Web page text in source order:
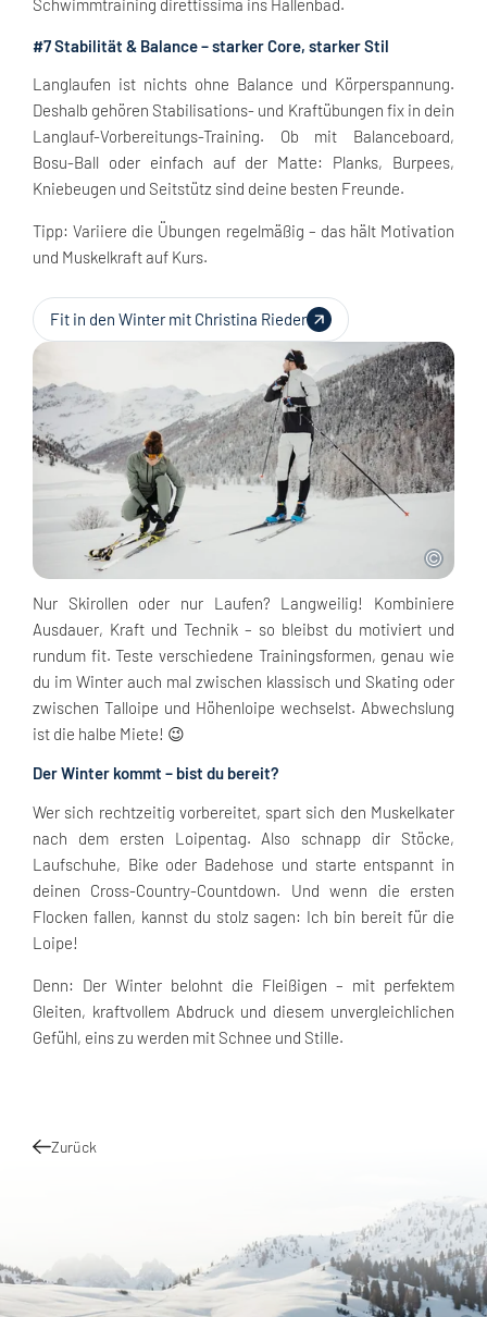
Schwimmtraining direttissima ins Hallenbad.
#7 Stabilität & Balance – starker Core, starker Stil
Langlaufen ist nichts ohne Balance und Körperspannung.
Deshalb gehören Stabilisations- und Kraftübungen fix in dein
Langlauf-Vorbereitungs-Training. Ob mit Balanceboard,
Bosu-Ball oder einfach auf der Matte: Planks, Burpees,
Kniebeugen und Seitstütz sind deine besten Freunde.
Tipp: Variiere die Übungen regelmäßig – das hält Motivation
und Muskelkraft auf Kurs.
Fit in den Winter mit Christina Rieder
Nur Skirollen oder nur Laufen? Langweilig! Kombiniere
Ausdauer, Kraft und Technik – so bleibst du motiviert und
rundum fit. Teste verschiedene Trainingsformen, genau wie
du im Winter auch mal zwischen klassisch und Skating oder
zwischen Talloipe und Höhenloipe wechselst. Abwechslung
ist die halbe Miete! 😉
Der Winter kommt – bist du bereit?
Wer sich rechtzeitig vorbereitet, spart sich den Muskelkater
nach dem ersten Loipentag. Also schnapp dir Stöcke,
Laufschuhe, Bike oder Badehose und starte entspannt in
deinen Cross-Country-Countdown. Und wenn die ersten
Flocken fallen, kannst du stolz sagen: Ich bin bereit für die
Loipe!
Denn: Der Winter belohnt die Fleißigen – mit perfektem
Gleiten, kraftvollem Abdruck und diesem unvergleichlichen
Gefühl, eins zu werden mit Schnee und Stille.
Zurück